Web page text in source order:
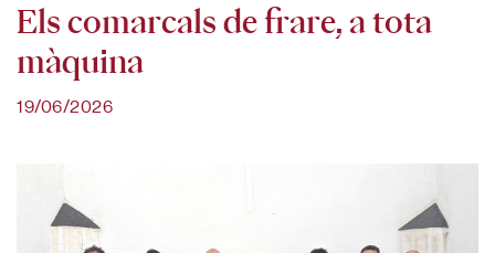
Els comarcals de frare, a tota
màquina
19/06/2026